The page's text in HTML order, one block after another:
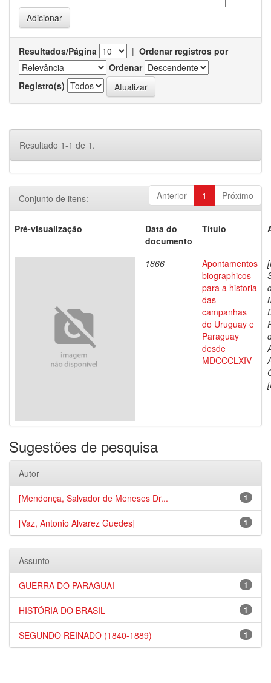
Resultados/Página | Ordenar registros por
Ordenar
Registro(s)
Resultado 1-1 de 1.
Anterior 1 Próximo
Conjunto de itens:
Pré-visualização
Data do
documento
Título
1866
Apontamentos
biographicos
para a historia
das
campanhas
do Uruguay e
Paraguay
desde
MDCCCLXIV
Sugestões de pesquisa
Autor
1
[Mendonça, Salvador de Meneses Dr...
1
[Vaz, Antonio Alvarez Guedes]
Assunto
1
GUERRA DO PARAGUAI
1
HISTÓRIA DO BRASIL
1
SEGUNDO REINADO (1840-1889)